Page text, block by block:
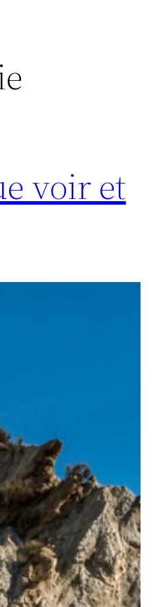
voir et